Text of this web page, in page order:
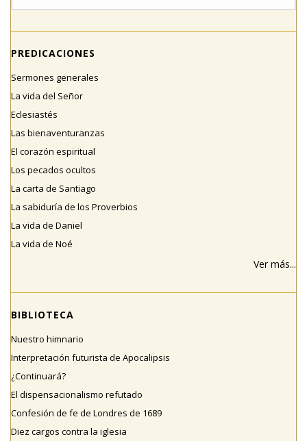
PREDICACIONES
Sermones generales
La vida del Señor
Eclesiastés
Las bienaventuranzas
El corazón espiritual
Los pecados ocultos
La carta de Santiago
La sabiduría de los Proverbios
La vida de Daniel
La vida de Noé
Ver más...
BIBLIOTECA
Nuestro himnario
Interpretación futurista de Apocalipsis
¿Continuará?
El dispensacionalismo refutado
Confesión de fe de Londres de 1689
Diez cargos contra la iglesia